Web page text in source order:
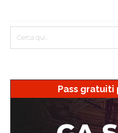
Pass gratuiti